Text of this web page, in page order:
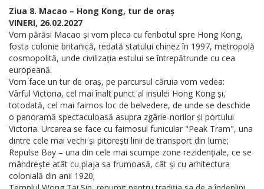
Ziua 8. Macao – Hong Kong, tur de oraș
VINERI, 26.02.2027
Vom părăsi Macao și vom pleca cu feribotul spre Hong Kong,
fosta colonie britanică, redată statului chinez în 1997, metropolă
cosmopolită, unde civilizația estului se întrepătrunde cu cea
europeană.
Vom face un tur de oraș, pe parcursul căruia vom vedea:
Vârful Victoria, cel mai înalt punct al insulei Hong Kong și,
totodată, cel mai faimos loc de belvedere, de unde se deschide
o panoramă spectaculoasă asupra zgârie-norilor și portului
Victoria. Urcarea se face cu faimosul funicular "Peak Tram", una
dintre cele mai vechi și pitorești linii de transport din lume;
Repulse Bay – una din cele mai scumpe zone rezidențiale, ce se
mândrește atât cu plaja sa frumoasă, cât și cu arhitectura
colonială din anii 1920;